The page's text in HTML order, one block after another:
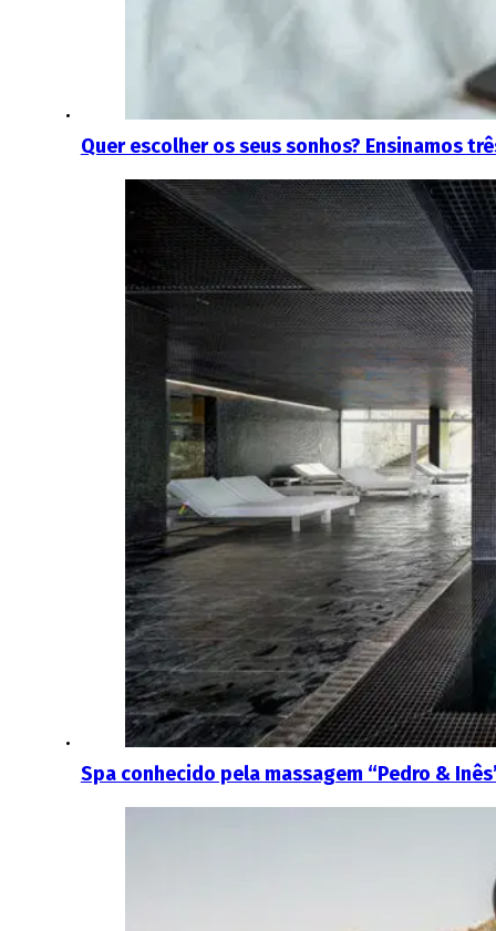
Quer escolher os seus sonhos? Ensinamos
Spa conhecido pela massagem “Pedro &